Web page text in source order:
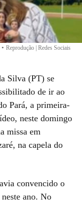
• Reprodução | Redes Sociais
Silva (PT) se
de ir ao
Pará, a primeira-
neste domingo
missa em
na capela do
convencido o
ano. No